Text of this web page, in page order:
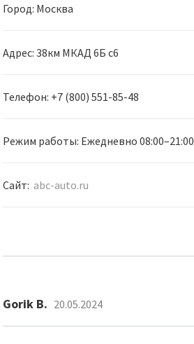
Город: Москва
Адрес: 38км МКАД 6Б с6
Телефон: +7 (800) 551-85-48
Режим работы: Ежедневно 08:00–21:00
Сайт: abc-auto.ru
Gorik B. 20.05.2024